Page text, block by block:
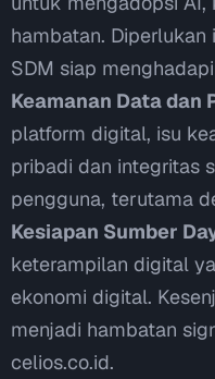
hambatan.
SDM siap
Keamanan Data dan
platform digital, isu
pribadi dan integritas
pengguna, terutama
Kesiapan Sumber
keterampilan digital
ekonomi digital.
menjadi hambatan
celios.co.id.